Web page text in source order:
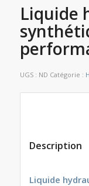
Liquide
UGS : ND Catégorie :
Description
Liquide